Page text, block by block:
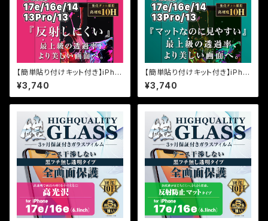
【簡単貼り付けキット付き】iPho
ne17e/16e/14/13Pro/13用
超光沢（AR） 最上級透過率
（高透明+反射防止） 保証付き
¥3,740
【簡単貼り付けキット付き】iPho
ne17e/16e/14/13Pro/13用 超
反射防止(AR+AG) 超マット(反
射防止+マット加工) 保証付きガ
¥3,740